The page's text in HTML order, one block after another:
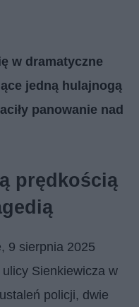
w dramatyczne
jedną hulajnogą
panowanie nad
prędkością
9 sierpnia 2025
Sienkiewicza w
policji, dwie